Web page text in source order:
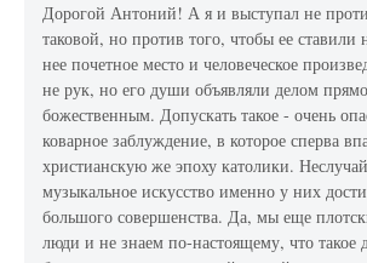
Дорогой Антоний! А я и выступал не
таковой, но против того, чтобы ее
нее почетное место и человеческое
не рук, но его души объявляли делом
божественным. Допускать такое - очень
коварное заблуждение, в которое сперва
христианскую же эпоху католики.
музыкальное искусство именно у них
большого совершенства. Да, мы еще
люди и не знаем по-настоящему, что такое